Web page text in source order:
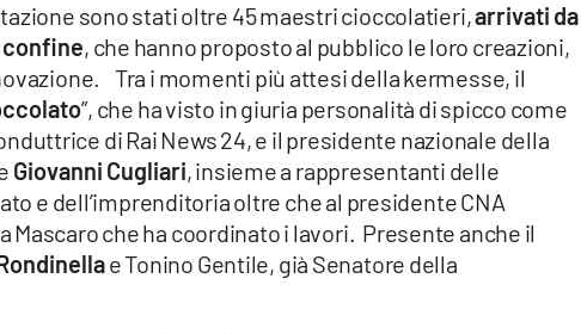
sono stati oltre 45 maestri cioccolatieri,arrivati da
confine, che hanno proposto al pubblico le loro creazioni,
Tra i momenti più attesi della kermesse, il
”, che ha visto in giuria personalità di spicco come
di Rai News 24, e il presidente nazionale della
Giovanni Cugliari, insieme a rappresentanti delle
e dell’imprenditoria oltre che al presidente CNA
Mascaro che ha coordinato i lavori. Presente anche il
e Tonino Gentile, già Senatore della